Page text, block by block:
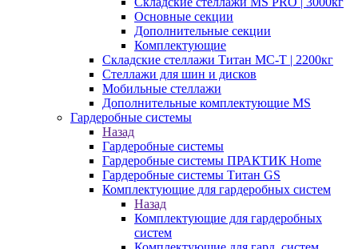
Основные секции
Дополнительные секции
Комплектующие
Складские стеллажи Титан МС-Т | 2200кг
Стеллажи для шин и дисков
Мобильные стеллажи
Дополнительные комплектующие MS
Гардеробные системы
Назад
Гардеробные системы
Гардеробные системы ПРАКТИК Home
Гардеробные системы Титан GS
Комплектующие для гардеробных систем
Назад
Комплектующие для гардеробных
систем